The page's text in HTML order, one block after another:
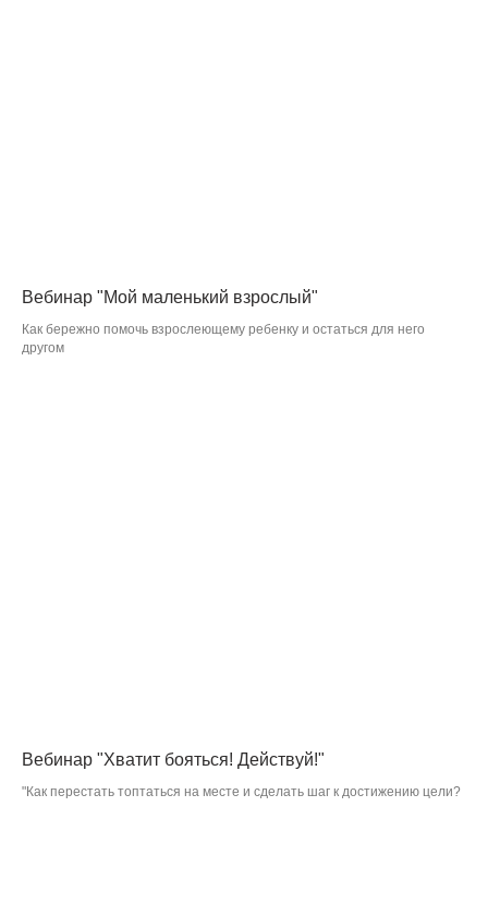
Вебинар "Мой маленький взрослый"
Как бережно помочь взрослеющему ребенку и остаться для него
другом
Вебинар "Хватит бояться! Действуй!"
"Как перестать топтаться на месте и сделать шаг к достижению цели?